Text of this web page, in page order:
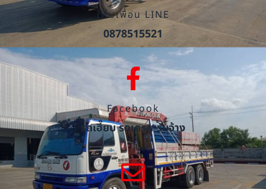
เพิ่มเพื่อน LINE
0878515521
Facebook
รถเฮี๊ยบ รถเครน รับจ้าง